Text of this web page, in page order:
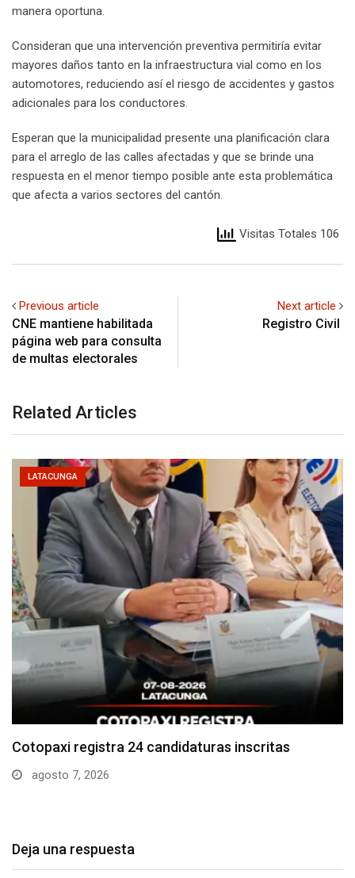
manera oportuna.
Consideran que una intervención preventiva permitiría evitar
mayores daños tanto en la infraestructura vial como en los
automotores, reduciendo así el riesgo de accidentes y gastos
adicionales para los conductores.
Esperan que la municipalidad presente una planificación clara
para el arreglo de las calles afectadas y que se brinde una
respuesta en el menor tiempo posible ante esta problemática
que afecta a varios sectores del cantón.
Visitas Totales 106
Previous article
CNE mantiene habilitada
página web para consulta
de multas electorales
Next article
Registro Civil
Related Articles
LATACUNGA
Parque Nacional Cotopaxi espera alta afluencia de
visitantes…
Deja una respuesta